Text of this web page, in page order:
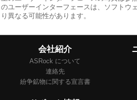
のユーザーインターフェースは、ソフトウ
り異なる可能性があります。
会社紹介
ASRock について
連絡先
紛争鉱物に関する宣言書